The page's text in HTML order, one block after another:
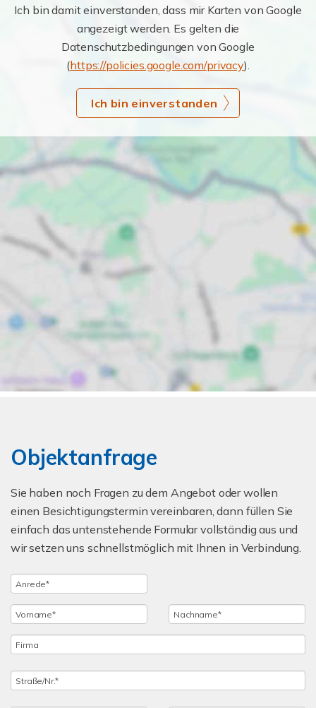
Ich bin damit einverstanden, dass mir Karten von Google
angezeigt werden. Es gelten die
Datenschutzbedingungen von Google
(https://policies.google.com/privacy).
Ich bin einverstanden
Objektanfrage
Sie haben noch Fragen zu dem Angebot oder wollen
einen Besichtigungstermin vereinbaren, dann füllen Sie
einfach das untenstehende Formular vollständig aus und
wir setzen uns schnellstmöglich mit Ihnen in Verbindung.